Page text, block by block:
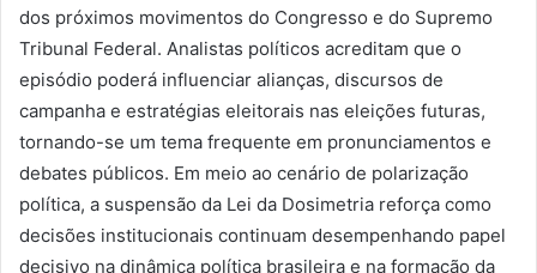
dos próximos movimentos do Congresso e do Supremo
Tribunal Federal. Analistas políticos acreditam que o
episódio poderá influenciar alianças, discursos de
campanha e estratégias eleitorais nas eleições futuras,
tornando-se um tema frequente em pronunciamentos e
debates públicos. Em meio ao cenário de polarização
política, a suspensão da Lei da Dosimetria reforça como
decisões institucionais continuam desempenhando papel
decisivo na dinâmica política brasileira e na formação da